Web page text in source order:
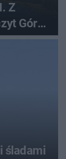
Z
Gór
śladami